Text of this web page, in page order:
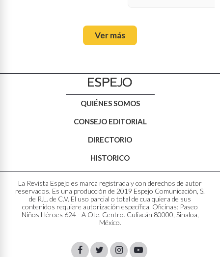
Ver más
QUIÉNES SOMOS
CONSEJO EDITORIAL
DIRECTORIO
HISTORICO
La Revista Espejo es marca registrada y con derechos de autor
reservados. Es una producción de 2019 Espejo Comunicación, S.
de R.L. de C.V. El uso parcial o total de cualquiera de sus
contenidos requiere autorización específica. Oficinas: Paseo
Niños Héroes 624 - A Ote. Centro. Culiacán 80000, Sinaloa,
México.
FacebookTwitterInstagram
Youtube